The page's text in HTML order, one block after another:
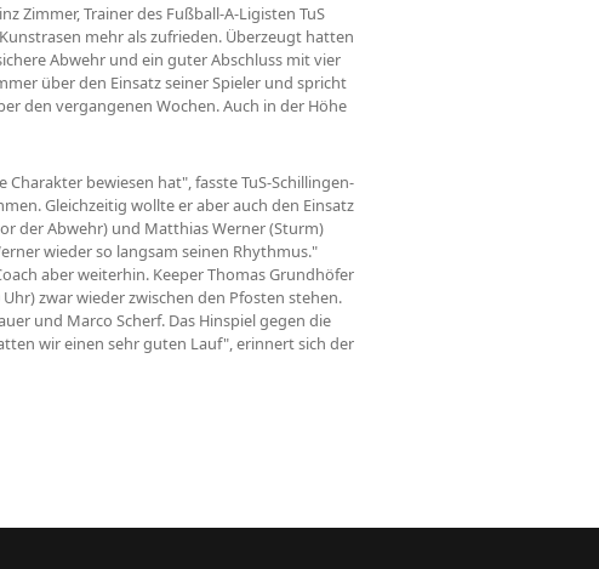
Zimmer, Trainer des Fußball-A-Ligisten TuS
mehr als zufrieden. Überzeugt hatten
Abwehr und ein guter Abschluss mit vier
über den Einsatz seiner Spieler und spricht
den vergangenen Wochen. Auch in der Höhe
bewiesen hat", fasste TuS-Schillingen-
Gleichzeitig wollte er aber auch den Einsatz
der Abwehr) und Matthias Werner (Sturm)
wieder so langsam seinen Rhythmus."
aber weiterhin. Keeper Thomas Grundhöfer
zwar wieder zwischen den Pfosten stehen.
und Marco Scherf. Das Hinspiel gegen die
wir einen sehr guten Lauf", erinnert sich der